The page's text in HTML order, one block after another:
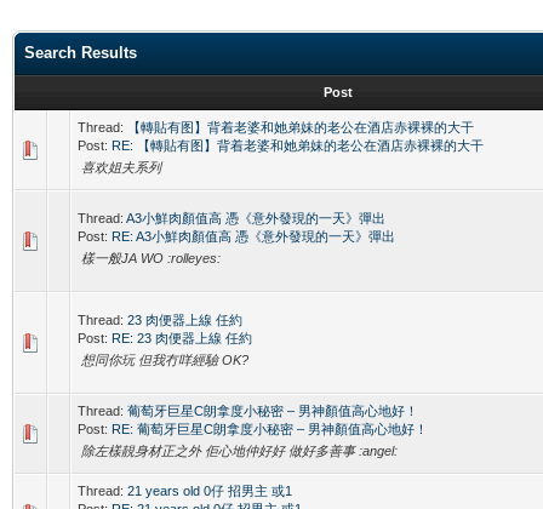
Search Results
Post
Thread:
【轉貼有图】背着老婆和她弟妹的老公在酒店赤裸裸的大干
Post: RE: 【轉貼有图】背着老婆和她弟妹的老公在酒店赤裸裸的大干
喜欢姐夫系列
Thread: A3小鮮肉顏值高 憑《意外發現的一天》彈出
Post: RE: A3小鮮肉顏值高 憑《意外發現的一天》彈出
樣一般JA WO :rolleyes:
Thread: 23 肉便器上線 任約
Post: RE: 23 肉便器上線 任約
想同你玩 但我冇咩經驗 OK?
Thread: 葡萄牙巨星C朗拿度小秘密 – 男神顏值高心地好！
Post: RE: 葡萄牙巨星C朗拿度小秘密 – 男神顏值高心地好！
除左樣靚身材正之外 佢心地仲好好 做好多善事 :angel:
Thread: 21 years old 0仔 招男主 或1